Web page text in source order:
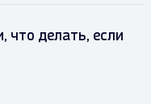
что делать, если